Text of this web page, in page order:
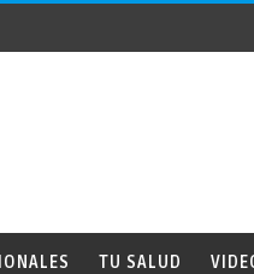
TU SALUD